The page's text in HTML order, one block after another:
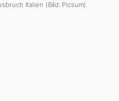
Italien (Bild: Picsum)